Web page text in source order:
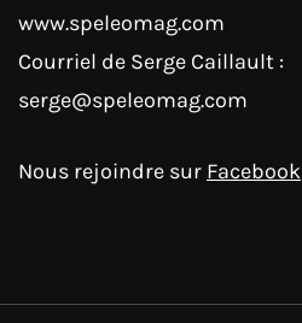
www.speleomag.com
Courriel de Serge Caillault :
serge@speleomag.com
Nous rejoindre sur Facebook